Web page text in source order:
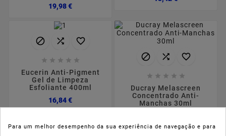
19,98 €Preço
  
    
Eucerin Anti-Pigment
Gel de Limpeza
Esfoliante 400ml
16,84 €Preço
  
    
Ducray Melascreen
Concentrado Anti-
Manchas 30ml
Para um melhor desempenho da sua experiência de navegação e para